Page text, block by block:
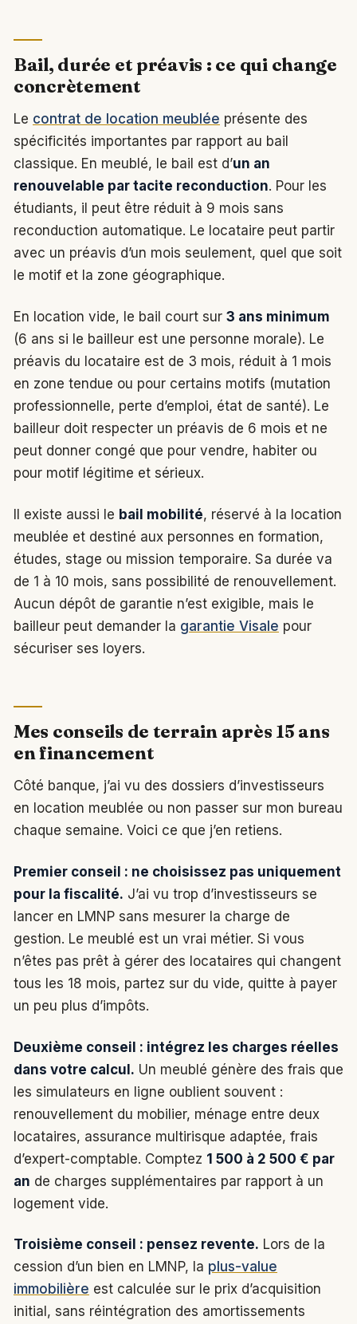
Bail, durée et préavis : ce qui change
concrètement
Le contrat de location meublée présente des
spécificités importantes par rapport au bail
classique. En meublé, le bail est d’un an
renouvelable par tacite reconduction. Pour les
étudiants, il peut être réduit à 9 mois sans
reconduction automatique. Le locataire peut partir
avec un préavis d’un mois seulement, quel que soit
le motif et la zone géographique.
En location vide, le bail court sur 3 ans minimum
(6 ans si le bailleur est une personne morale). Le
préavis du locataire est de 3 mois, réduit à 1 mois
en zone tendue ou pour certains motifs (mutation
professionnelle, perte d’emploi, état de santé). Le
bailleur doit respecter un préavis de 6 mois et ne
peut donner congé que pour vendre, habiter ou
pour motif légitime et sérieux.
Il existe aussi le bail mobilité, réservé à la location
meublée et destiné aux personnes en formation,
études, stage ou mission temporaire. Sa durée va
de 1 à 10 mois, sans possibilité de renouvellement.
Aucun dépôt de garantie n’est exigible, mais le
bailleur peut demander la garantie Visale pour
sécuriser ses loyers.
Mes conseils de terrain après 15 ans
en financement
Côté banque, j’ai vu des dossiers d’investisseurs
en location meublée ou non passer sur mon bureau
chaque semaine. Voici ce que j’en retiens.
Premier conseil : ne choisissez pas uniquement
pour la fiscalité. J’ai vu trop d’investisseurs se
lancer en LMNP sans mesurer la charge de
gestion. Le meublé est un vrai métier. Si vous
n’êtes pas prêt à gérer des locataires qui changent
tous les 18 mois, partez sur du vide, quitte à payer
un peu plus d’impôts.
Deuxième conseil : intégrez les charges réelles
dans votre calcul. Un meublé génère des frais que
les simulateurs en ligne oublient souvent :
renouvellement du mobilier, ménage entre deux
locataires, assurance multirisque adaptée, frais
d’expert-comptable. Comptez 1 500 à 2 500 € par
an de charges supplémentaires par rapport à un
logement vide.
Troisième conseil : pensez revente. Lors de la
cession d’un bien en LMNP, la plus-value
immobilière est calculée sur le prix d’acquisition
initial, sans réintégration des amortissements